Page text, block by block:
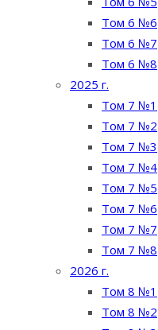
Том 6 №6
Том 6 №7
Том 6 №8
2025 г.
Том 7 №1
Том 7 №2
Том 7 №3
Том 7 №4
Том 7 №5
Том 7 №6
Том 7 №7
Том 7 №8
2026 г.
Том 8 №1
Том 8 №2